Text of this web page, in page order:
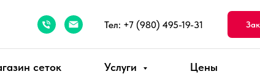
Тел: +7 (980) 495-19-31
сеток Услуги Цены